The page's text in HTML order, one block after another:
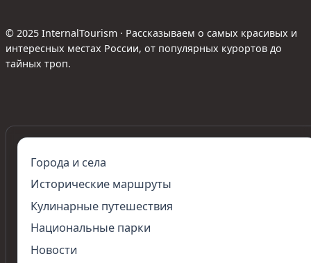
© 2025 InternalTourism · Рассказываем о самых красивых и
интересных местах России, от популярных курортов до
тайных троп.
Города и села
Исторические маршруты
Кулинарные путешествия
Национальные парки
Новости